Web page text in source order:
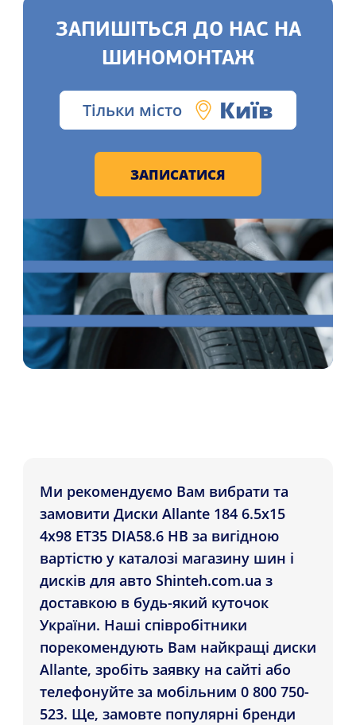
ЗАПИШІТЬСЯ ДО НАС НА
ШИНОМОНТАЖ
Тільки місто Київ
ЗАПИСАТИСЯ
Ми рекомендуємо Вам вибрати та
замовити Диски Allante 184 6.5x15
4x98 ET35 DIA58.6 HB за вигідною
вартістю у каталозі магазину шин і
дисків для авто Shinteh.com.ua з
доставкою в будь-який куточок
України. Наші співробітники
порекомендують Вам найкращі диски
Allante, зробіть заявку на сайті або
телефонуйте за мобільним 0 800 750-
523. Ще, замовте популярні бренди